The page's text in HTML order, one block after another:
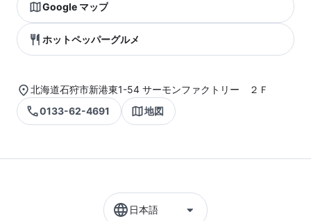
Google マップ
ホットペッパーグルメ
北海道石狩市新港東1-54 サーモンファクトリー ２Ｆ
0133-62-4691
地図
日本語